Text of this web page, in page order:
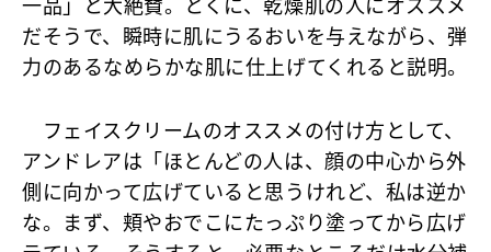
一品」と大絶賛。とくに、乾燥肌の人にオススメ
だそうで、瞬時に肌にうるおいを与えながら、弾
力のあるなめらかな肌に仕上げてくれると説明。
フェイスクリームのオススメの付け方として、
アンドレアは「ほとんどの人は、顔の中心から外
側に向かって広げていると思うけれど、私は逆か
な。まず、頬やおでこにたっぷり塗ってから広げ